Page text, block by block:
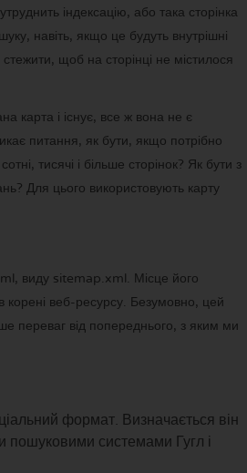
індексацію, або така сторінка
навіть, якщо це будуть внутрішні
щоб на сторінці не містилося
карта і існує, все ж вона не є
питання, як бути, якщо потрібно
тисячі і більше сторінок? Як бути з
Для цього використовують карту
виду sitemap.xml. Місце його
корені веб-ресурсу. Безумовно, цей
переваг від попереднього, з яким ми
формат. Визначається він
пошуковими системами Гугл і